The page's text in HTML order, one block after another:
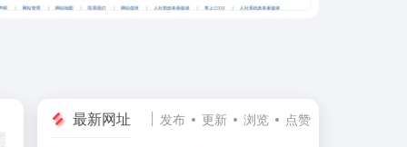
最新网址 发布 更新 浏览 点赞